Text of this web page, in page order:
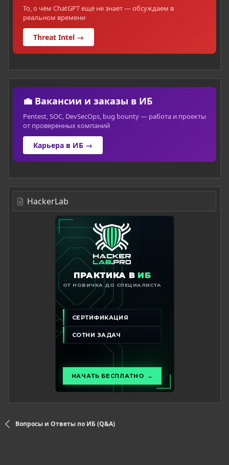
То, о чём ChatGPT ещё не знает — обсуждаем в
реальном времени
Threat Intel →
💼 Вакансии и заказы в ИБ
Pentest, SOC, DevSecOps, bug bounty — работа и проекты
от проверенных компаний
Карьера в ИБ →
HackerLab
Вопросы и Ответы по ИБ (Q&A)